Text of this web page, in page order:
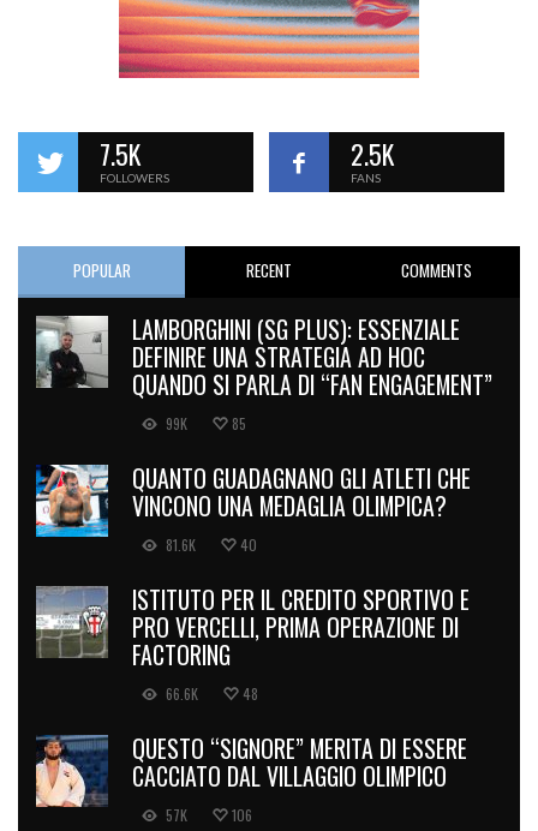
7.5K
FOLLOWERS
2.5K
FANS
POPULAR RECENT COMMENTS
LAMBORGHINI (SG PLUS): ESSENZIALE
DEFINIRE UNA STRATEGIA AD HOC
QUANDO SI PARLA DI “FAN ENGAGEMENT”
99K 85
QUANTO GUADAGNANO GLI ATLETI CHE
VINCONO UNA MEDAGLIA OLIMPICA?
81.6K 40
ISTITUTO PER IL CREDITO SPORTIVO E
PRO VERCELLI, PRIMA OPERAZIONE DI
FACTORING
66.6K 48
QUESTO “SIGNORE” MERITA DI ESSERE
CACCIATO DAL VILLAGGIO OLIMPICO
57K 106